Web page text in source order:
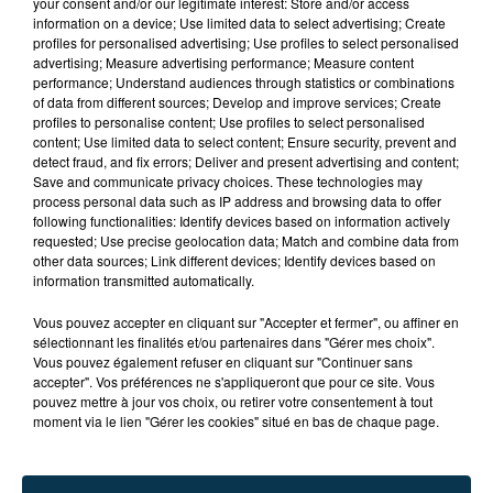
14h50
14h50 14h46
14h46
information on a device; Use limited data to select advertising; Create
profiles for personalised advertising; Use profiles to select personalised
advertising; Measure advertising performance; Measure content
performance; Understand audiences through statistics or combinations
of data from different sources; Develop and improve services; Create
profiles to personalise content; Use profiles to select personalised
content; Use limited data to select content; Ensure security, prevent and
detect fraud, and fix errors; Deliver and present advertising and content;
Save and communicate privacy choices. These technologies may
process personal data such as IP address and browsing data to offer
following functionalities: Identify devices based on information actively
requested; Use precise geolocation data; Match and combine data from
other data sources; Link different devices; Identify devices based on
information transmitted automatically.
Vous pouvez accepter en cliquant sur "Accepter et fermer", ou affiner en
sélectionnant les finalités et/ou partenaires dans "Gérer mes choix".
Vous pouvez également refuser en cliquant sur "Continuer sans
accepter". Vos préférences ne s'appliqueront que pour ce site. Vous
pouvez mettre à jour vos choix, ou retirer votre consentement à tout
moment via le lien "Gérer les cookies" situé en bas de chaque page.